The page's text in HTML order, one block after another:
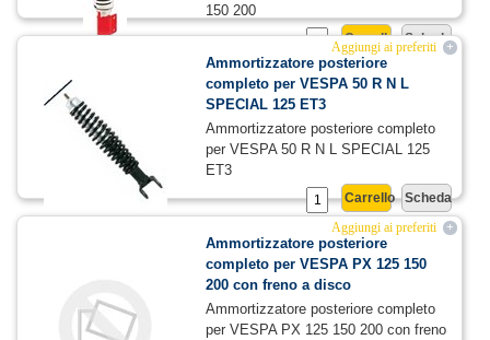
150 200
Scheda
Carrello
71,00 €
44,73 €
+
Aggiungi ai preferiti
Ammortizzatore posteriore
completo per VESPA 50 R N L
SPECIAL 125 ET3
Ammortizzatore posteriore completo
per VESPA 50 R N L SPECIAL 125
ET3
Scheda
Carrello
+
Aggiungi ai preferiti
Ammortizzatore posteriore
completo per VESPA PX 125 150
200 con freno a disco
Ammortizzatore posteriore completo
per VESPA PX 125 150 200 con freno